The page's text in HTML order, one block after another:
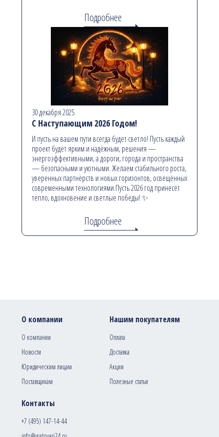
Подробнее
30 декабря 2025
С Наступающим 2026 Годом!
И пусть на вашем пути всегда будет светло! Пусть каждый
проект будет ярким и надёжным, решения —
энергоэффективными, а дороги, города и пространства
— безопасными и уютными. Желаем стабильного роста,
уверенных партнёрств и новых горизонтов, освещённых
современными технологиями.Пусть 2026 год принесёт
тепло, вдохновение и светлые победы! ✨
Подробнее
Контакты
+7 (495) 147-14-44
О компании
О компании
Новости
Юридическим лицам
Поставщикам
Нашим покупателям
Оплата
Доставка
Акции
Полезные статьи